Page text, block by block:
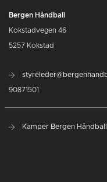
Bergen Håndball
Kokstadvegen 46
5257 Kokstad
90871501
Kamper Bergen Håndball